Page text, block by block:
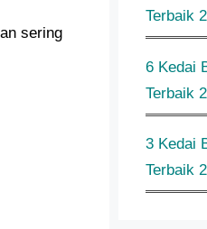
sering
Terbaik
6 Kedai
Terbaik
3 Kedai
Terbaik